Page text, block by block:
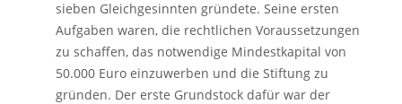
sieben Gleichgesinnten gründete. Seine ersten
Aufgaben waren, die rechtlichen Voraussetzungen
zu schaffen, das notwendige Mindestkapital von
50.000 Euro einzuwerben und die Stiftung zu
gründen. Der erste Grundstock dafür war der